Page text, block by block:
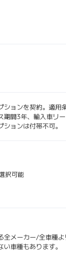
ョンを契約。適用
間3年、輸入車リ
ョンは付帯不可。
択可能
全メーカー/全車種
い車種もあります。